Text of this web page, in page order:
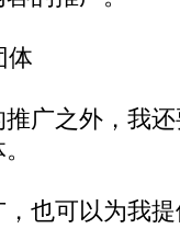
之外，我还
也可以为我提